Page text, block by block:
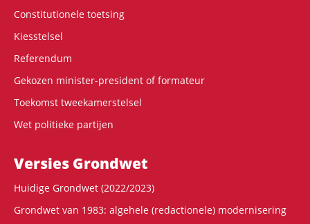
Constitutionele toetsing
Kiesstelsel
Referendum
Gekozen minister-president of formateur
Toekomst tweekamerstelsel
Wet politieke partijen
Versies Grondwet
Huidige Grondwet (2022/2023)
Grondwet van 1983: algehele (redactionele) modernisering